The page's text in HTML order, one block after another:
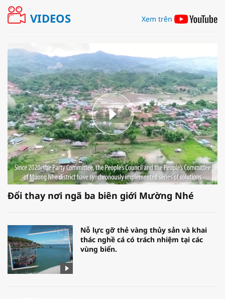
VIDEOS Xem trên
Đổi thay nơi ngã ba biên giới Mường Nhé
Nỗ lực gỡ thẻ vàng thủy sản và khai
thác nghề cá có trách nhiệm tại các
vùng biển.